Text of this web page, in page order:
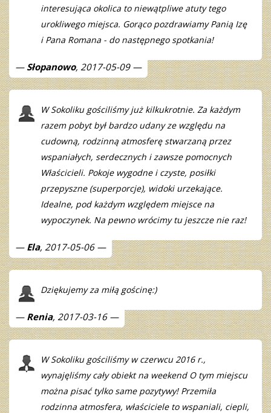
interesująca okolica to niewątpliwe atuty tego
urokliwego miejsca. Gorąco pozdrawiamy Panią Izę
i Pana Romana - do następnego spotkania!
Słopanowo, 2017-05-09
W Sokoliku gościliśmy już kilkukrotnie. Za każdym
razem pobyt był bardzo udany ze względu na
cudowną, rodzinną atmosferę stwarzaną przez
wspaniałych, serdecznych i zawsze pomocnych
Właścicieli. Pokoje wygodne i czyste, posiłki
przepyszne (superporcje), widoki urzekające.
Idealne, pod każdym względem miejsce na
wypoczynek. Na pewno wrócimy tu jeszcze nie raz!
Ela, 2017-05-06
Dziękujemy za miłą gościnę:)
Renia, 2017-03-16
W Sokoliku gościliśmy w czerwcu 2016 r.,
wynajęliśmy cały obiekt na weekend O tym miejscu
można pisać tylko same pozytywy! Przemiła
rodzinna atmosfera, właściciele to wspaniali, ciepli,